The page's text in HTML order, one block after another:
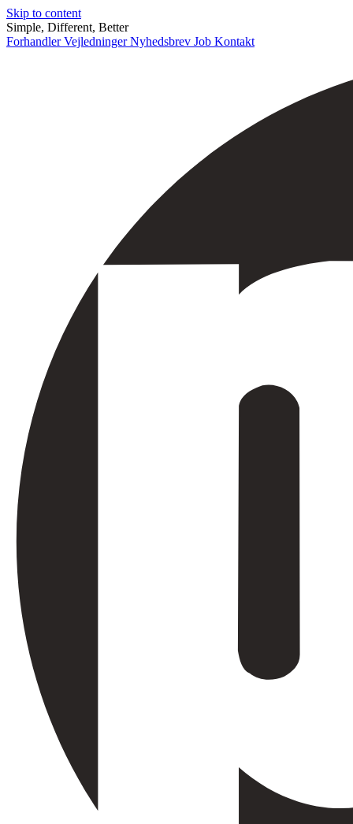
Skip to content
Simple, Different, Better
ForhandlerVejledningerNyhedsbrev Job Kontakt